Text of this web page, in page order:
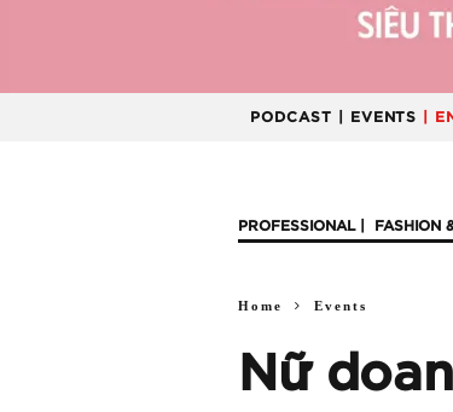
PODCAST | EVENTS |
PROFESSIONAL FASHION
Home Events
Nữ